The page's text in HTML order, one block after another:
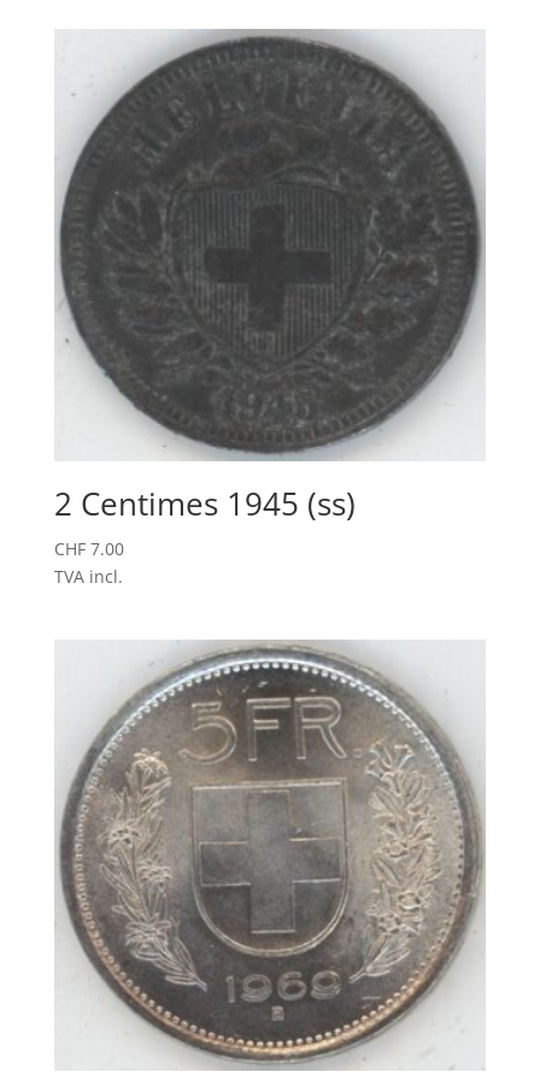
2 Centimes 1945 (ss)
CHF7.00
TVA incl.